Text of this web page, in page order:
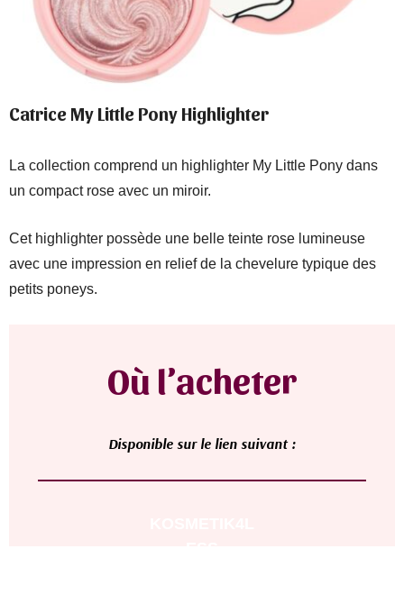
Catrice My Little Pony Highlighter
La collection comprend un highlighter My Little Pony dans
un compact rose avec un miroir.
Cet highlighter possède une belle teinte rose lumineuse
avec une impression en relief de la chevelure typique des
petits poneys.
Où l’acheter
Disponible sur le lien suivant :